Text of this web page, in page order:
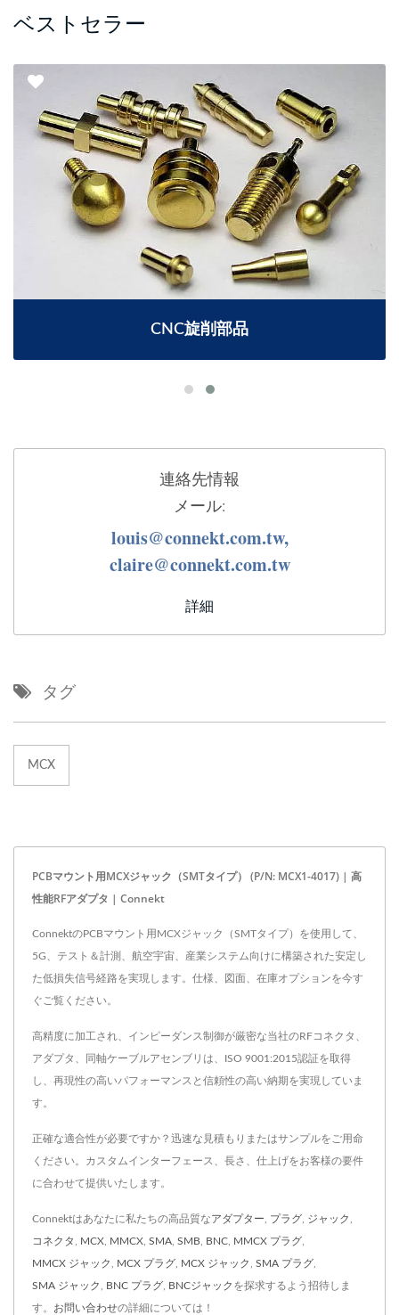
ベストセラー
CNC旋削部品
連絡先情報
メール:
louis@connekt.com.tw,
claire@connekt.com.tw
詳細
タグ
MCX
PCBマウント用MCXジャック（SMTタイプ） (P/N: MCX1-4017) | 高
性能RFアダプタ | Connekt
ConnektのPCBマウント用MCXジャック（SMTタイプ）を使用して、
5G、テスト＆計測、航空宇宙、産業システム向けに構築された安定し
た低損失信号経路を実現します。仕様、図面、在庫オプションを今す
ぐご覧ください。
高精度に加工され、インピーダンス制御が厳密な当社のRFコネクタ、
アダプタ、同軸ケーブルアセンブリは、ISO 9001:2015認証を取得
し、再現性の高いパフォーマンスと信頼性の高い納期を実現していま
す。
正確な適合性が必要ですか？迅速な見積もりまたはサンプルをご用命
ください。カスタムインターフェース、長さ、仕上げをお客様の要件
に合わせて提供いたします。
Connektはあなたに私たちの高品質なアダプター, プラグ, ジャック ,
コネクタ , MCX, MMCX, SMA, SMB, BNC, MMCX プラグ,
MMCX ジャック , MCX プラグ, MCX ジャック , SMA プラグ,
SMA ジャック , BNC プラグ, BNCジャック を探求するよう招待しま
す。 お問い合わせの詳細については！